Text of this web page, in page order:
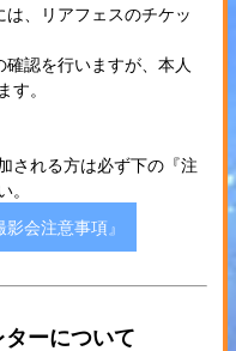
、リアフェスのチケッ
認を行いますが、本人
。
される方は必ず下の『注
会注意事項』
ーについて